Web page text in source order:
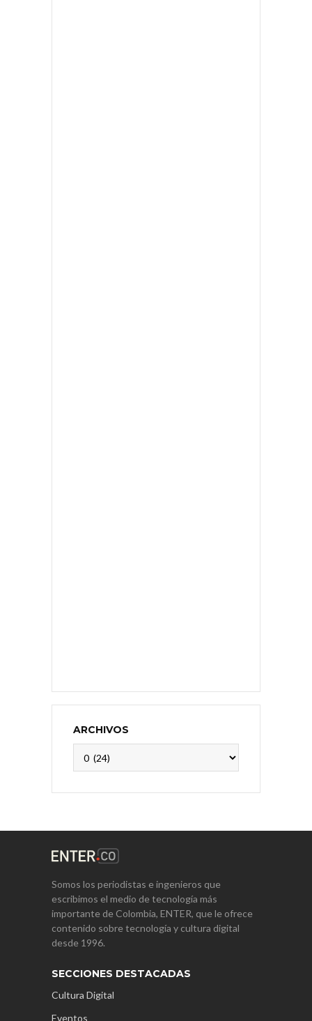
ARCHIVOS
Somos los periodistas e ingenieros que
escribimos el medio de tecnología más
importante de Colombia, ENTER, que le ofrece
contenido sobre tecnología y cultura digital
desde 1996.
SECCIONES DESTACADAS
Cultura Digital
Eventos